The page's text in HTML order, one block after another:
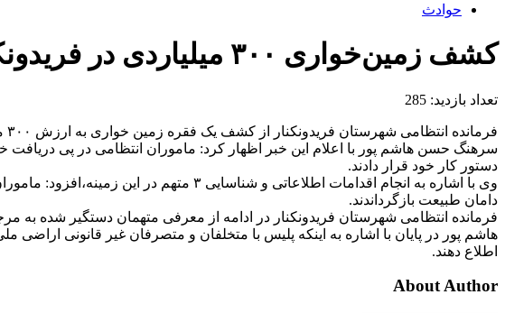
حوادث
کشف زمین‌خواری ۳۰۰ میلیاردی در فریدونکنار
تعداد بازدید: 285
فرمانده انتظامی شهرستان فریدونکنار از کشف یک فقره زمین خواری به ارزش ۳۰۰ میلیارد ریال و دستگیری ۳ متهم خبر داد.
دستور کار خود قرار دادند.
وی با اشاره به انجام اقدامات اطلاعاتی
دامان طبیعت بازگرداندند.
فرمانده انتظامی شهرستان فریدونکنار در ادامه از معرفی متهمان دستگیر شده به مرجع قضائی خبر
اطلاع دهند.
About Author